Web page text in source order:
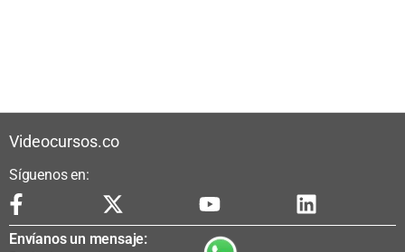
Videocursos.co
Síguenos en:
Envíanos un mensaje: